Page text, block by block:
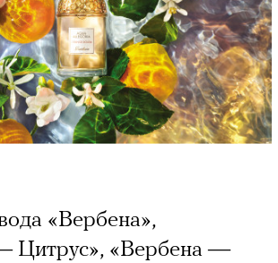
«Вербена»,
Цитрус», «Вербена —